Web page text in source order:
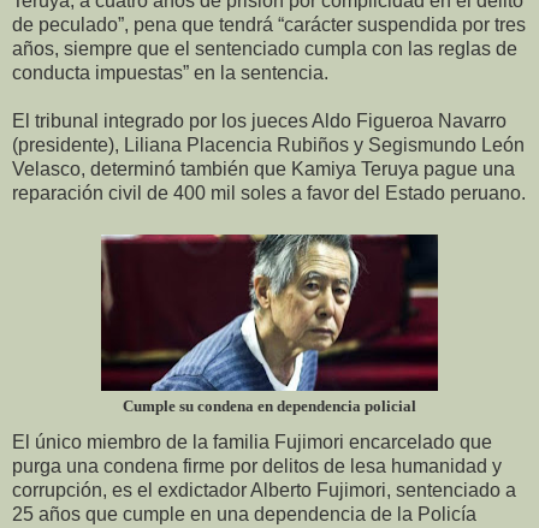
de peculado”, pena que tendrá “carácter suspendida por tres
años, siempre que el sentenciado cumpla con las reglas de
conducta impuestas” en la sentencia.
El tribunal integrado por los jueces Aldo Figueroa Navarro
(presidente), Liliana Placencia Rubiños y Segismundo León
Velasco, determinó también que Kamiya Teruya pague una
reparación civil de 400 mil soles a favor del Estado peruano.
Cumple su condena en dependencia policial
El único miembro de la familia Fujimori encarcelado que
purga una condena firme por delitos de lesa humanidad y
corrupción, es el exdictador Alberto Fujimori, sentenciado a
25 años que cumple en una dependencia de la Policía